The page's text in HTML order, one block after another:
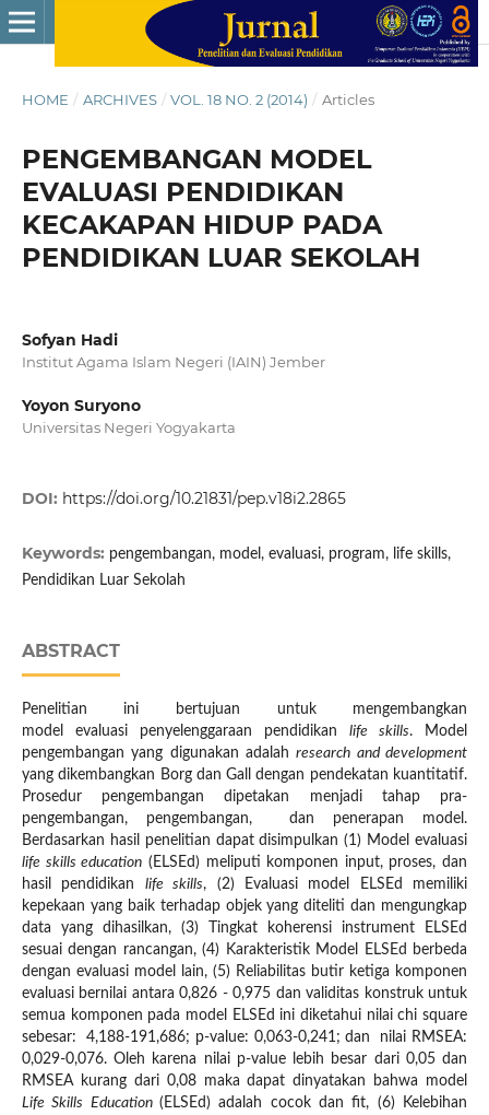
HOME / ARCHIVES / VOL. 18 NO. 2 (2014) / Articles
PENGEMBANGAN MODEL
EVALUASI PENDIDIKAN
KECAKAPAN HIDUP PADA
PENDIDIKAN LUAR SEKOLAH
Sofyan Hadi
Institut Agama Islam Negeri (IAIN) Jember
Yoyon Suryono
Universitas Negeri Yogyakarta
DOI: https://doi.org/10.21831/pep.v18i2.2865
Keywords: pengembangan, model, evaluasi, program, life skills,
Pendidikan Luar Sekolah
ABSTRACT
Penelitian ini bertujuan untuk mengembangkan
model evaluasi penyelenggaraan pendidikanlife skills. Model
pengembangan yang digunakan adalahresearch and development
yang dikembangkan Borg dan Gall dengan pendekatan kuantitatif.
Prosedur pengembangan dipetakan menjadi tahap pra-
pengembangan, pengembangan, dan penerapan model.
Berdasarkan hasil penelitian dapat disimpulkan (1) Model evaluasi
life skills education (ELSEd) meliputi komponen input, proses, dan
hasil pendidikan life skills, (2) Evaluasi model ELSEd memiliki
kepekaan yang baik terhadap objek yang diteliti dan mengungkap
data yang dihasilkan, (3) Tingkat koherensi instrument ELSEd
sesuai dengan rancangan, (4) Karakteristik Model ELSEd berbeda
dengan evaluasi model lain, (5) Reliabilitas butir ketiga komponen
evaluasi bernilai antara 0,826 - 0,975 dan validitas konstruk untuk
semua komponen pada model ELSEd ini diketahui nilai chi square
sebesar: 4,188-191,686; p-value: 0,063-0,241; dan nilai RMSEA:
0,029-0,076. Oleh karena nilai p-value lebih besar dari 0,05 dan
RMSEA kurang dari 0,08 maka dapat dinyatakan bahwa model
Life Skills Education (ELSEd) adalah cocok dan fit, (6) Kelebihan